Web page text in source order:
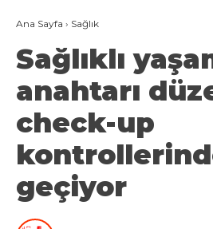
Ana Sayfa › Sağlık
Sağlıklı
anahtarı
check-up
geçiyor